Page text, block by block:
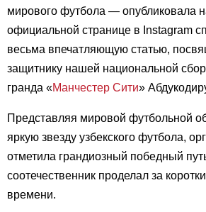
мирового футбола — опубликовала
официальной странице в Instagram
весьма впечатляющую статью,
защитнику нашей национальной
гранда «Манчестер Сити»
Представляя мировой футбольной
яркую звезду узбекского футбола,
отметила грандиозный победный
соотечественник проделал за
времени.